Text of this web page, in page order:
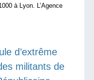
à Lyon. L’Agence
d’extrême
militants de